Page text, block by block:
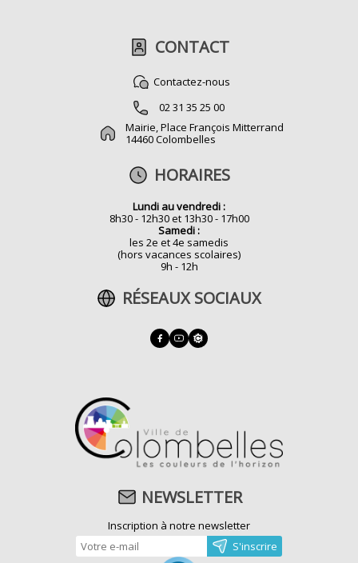
CONTACT
Contactez-nous
02 31 35 25 00
Mairie, Place François Mitterrand
14460 Colombelles
HORAIRES
Lundi au vendredi :
8h30 - 12h30 et 13h30 - 17h00
Samedi :
les 2e et 4e samedis
(hors vacances scolaires)
9h - 12h
RÉSEAUX SOCIAUX
NEWSLETTER
Inscription à notre newsletter